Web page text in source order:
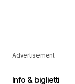
Advertisement
Info & biglietti